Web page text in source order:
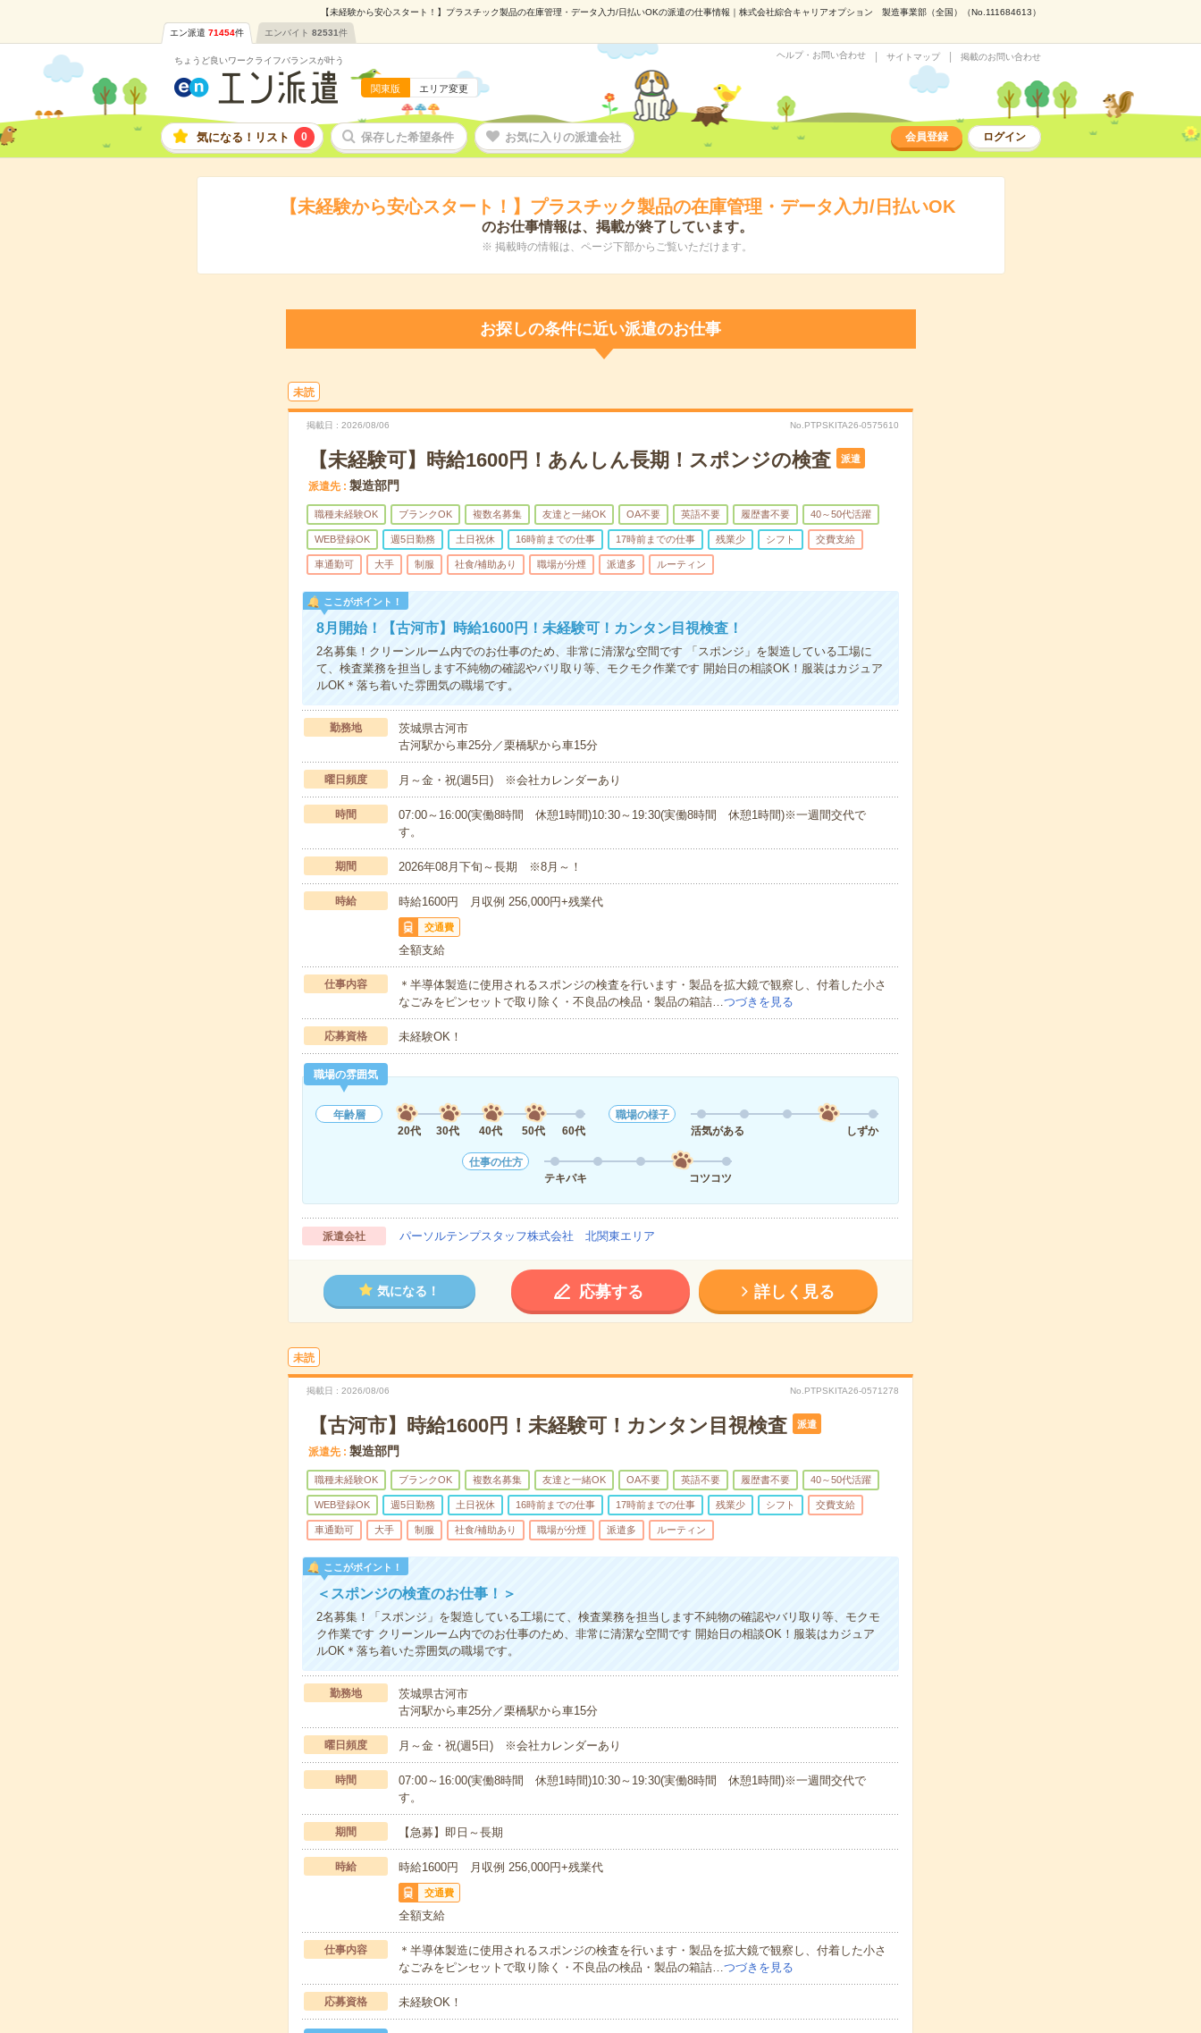
【未経験から安心スタート！】プラスチック製品の在庫管理・データ入力/日払いOKの派遣の仕事情報｜株式会社綜合キャリアオプション 製造事業部（全国）（No.111684613）
エン派遣 71454件 エンバイト 82531件
ちょうど良いワークライフバランスが叶う
関東版 エリア変更
ヘルプ・お問い合わせ サイトマップ 掲載のお問い合わせ
気になる！リスト 0 保存した希望条件 お気に入りの派遣会社 会員登録 ログイン
【未経験から安心スタート！】プラスチック製品の在庫管理・データ入力/日払いOK
のお仕事情報は、掲載が終了しています。
※ 掲載時の情報は、ページ下部からご覧いただけます。
お探しの条件に近い派遣のお仕事
未読
掲載日 2026/08/06 No.PTPSKITA26-0575610
【未経験可】時給1600円！あんしん長期！スポンジの検査 派遣
派遣先 製造部門
職種未経験OK ブランクOK 複数名募集 友達と一緒OK OA不要 英語不要 履歴書不要 40～50代活躍
WEB登録OK 週5日勤務 土日祝休 16時前までの仕事 17時前までの仕事 残業少 シフト 交費支給
車通勤可 大手 制服 社食/補助あり 職場が分煙 派遣多 ルーティン
ここがポイント！
8月開始！【古河市】時給1600円！未経験可！カンタン目視検査！
2名募集！クリーンルーム内でのお仕事のため、非常に清潔な空間です 「スポンジ」を製造している工場に
て、検査業務を担当します不純物の確認やバリ取り等、モクモク作業です 開始日の相談OK！服装はカジュア
ルOK＊落ち着いた雰囲気の職場です。
勤務地
茨城県古河市
古河駅から車25分／栗橋駅から車15分
曜日頻度 月～金・祝(週5日) ※会社カレンダーあり
時間
07:00～16:00(実働8時間 休憩1時間)10:30～19:30(実働8時間 休憩1時間)※一週間交代で
す。
期間 2026年08月下旬～長期 ※8月～！
時給 時給1600円 月収例 256,000円+残業代
交通費
全額支給
仕事内容
＊半導体製造に使用されるスポンジの検査を行います・製品を拡大鏡で観察し、付着した小さ
なごみをピンセットで取り除く・不良品の検品・製品の箱詰…つづきを見る
応募資格 未経験OK！
職場の雰囲気
年齢層
20代
30代 40代 50代 60代
職場の様子
活気がある
しずか
仕事の仕方
テキパキ
コツコツ
派遣会社 パーソルテンプスタッフ株式会社 北関東エリア
気になる！ 応募する 詳しく見る
未読
掲載日 2026/08/06 No.PTPSKITA26-0571278
【古河市】時給1600円！未経験可！カンタン目視検査 派遣
派遣先 製造部門
職種未経験OK ブランクOK 複数名募集 友達と一緒OK OA不要 英語不要 履歴書不要 40～50代活躍
WEB登録OK 週5日勤務 土日祝休 16時前までの仕事 17時前までの仕事 残業少 シフト 交費支給
車通勤可 大手 制服 社食/補助あり 職場が分煙 派遣多 ルーティン
ここがポイント！
＜スポンジの検査のお仕事！＞
2名募集！「スポンジ」を製造している工場にて、検査業務を担当します不純物の確認やバリ取り等、モクモ
ク作業です クリーンルーム内でのお仕事のため、非常に清潔な空間です 開始日の相談OK！服装はカジュア
ルOK＊落ち着いた雰囲気の職場です。
勤務地
茨城県古河市
古河駅から車25分／栗橋駅から車15分
曜日頻度 月～金・祝(週5日) ※会社カレンダーあり
時間
07:00～16:00(実働8時間 休憩1時間)10:30～19:30(実働8時間 休憩1時間)※一週間交代で
す。
期間 【急募】即日～長期
時給 時給1600円 月収例 256,000円+残業代
交通費
全額支給
仕事内容
＊半導体製造に使用されるスポンジの検査を行います・製品を拡大鏡で観察し、付着した小さ
なごみをピンセットで取り除く・不良品の検品・製品の箱詰…つづきを見る
応募資格 未経験OK！